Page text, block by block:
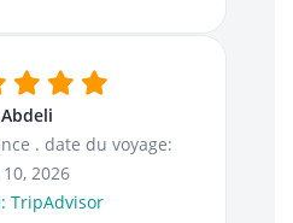
. date du voyage:
2026
TripAdvisor